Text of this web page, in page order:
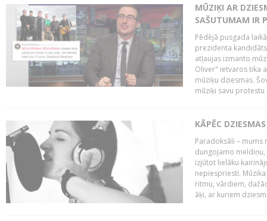
MŪZIĶI AR
SAŠUTUMAM IR
Pēdējā pusgada
prezidenta
atļaujas izmanto
Oliver" ietvaros tika
mūziķu dziesmas.
mūziķi savu
KĀPĒC
Paradoksāli – mums
dungojamo
izjūtot lielāku
nepiespriesti.
ritmu, vārdiem,
āķi, ar kuriem